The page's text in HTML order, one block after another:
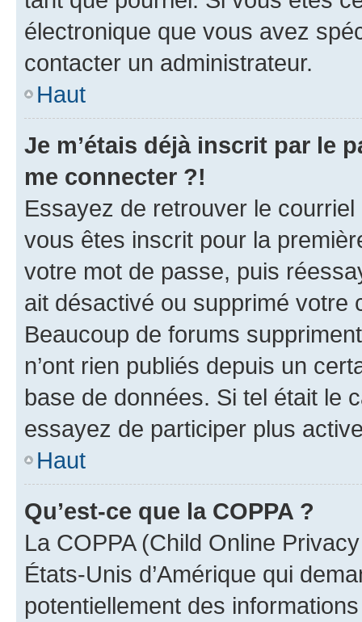
électronique que vous avez
contacter un administrateur.
Haut
Je m’étais déjà inscrit par le
me connecter ?!
Essayez de retrouver le
vous êtes inscrit pour la
votre mot de passe, puis
ait désactivé ou supprimé votre
Beaucoup de forums
n’ont rien publiés depuis un
base de données. Si tel était le
essayez de participer plus
Haut
Qu’est-ce que la COPPA ?
La COPPA (Child Online
États-Unis d’Amérique qui
potentiellement des